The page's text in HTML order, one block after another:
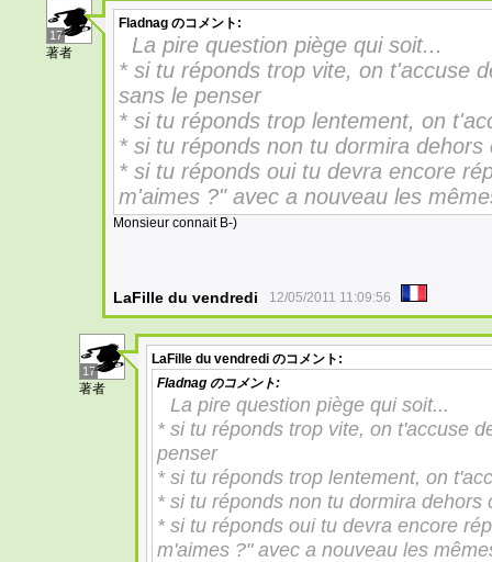
17
著者
Fladnag のコメント:
La pire question piège qui soit...
* si tu réponds trop vite, on t'accuse
sans le penser
* si tu réponds trop lentement, on
* si tu réponds non tu dormira dehors
* si tu réponds oui tu devra encore
m'aimes ?" avec a nouveau les
Monsieur connait B-)
LaFille du vendredi 12/05/2011 11:09:56
17
著者
LaFille du vendredi のコメント:
Fladnag のコメント:
La pire question piège qui soit...
* si tu réponds trop vite, on t'accuse
penser
* si tu réponds trop lentement, on
* si tu réponds non tu dormira dehors
* si tu réponds oui tu devra encore
m'aimes ?" avec a nouveau les